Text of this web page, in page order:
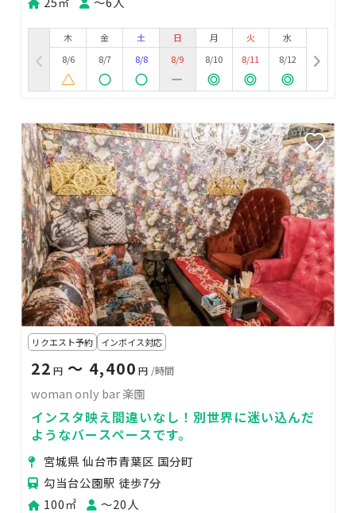
木
8/6
金
8/7
土
8/8
日
8/9
月
8/10
火
8/11
水
8/12
リクエスト予約 インボイス対応
22 円 〜 4,400 円 /時間
woman only bar 楽園
インスタ映え間違いなし！別世界に迷い込んだ
ようなバースペースです。
宮城県 仙台市青葉区 国分町
勾当台公園駅 徒歩7分
100㎡
〜20人